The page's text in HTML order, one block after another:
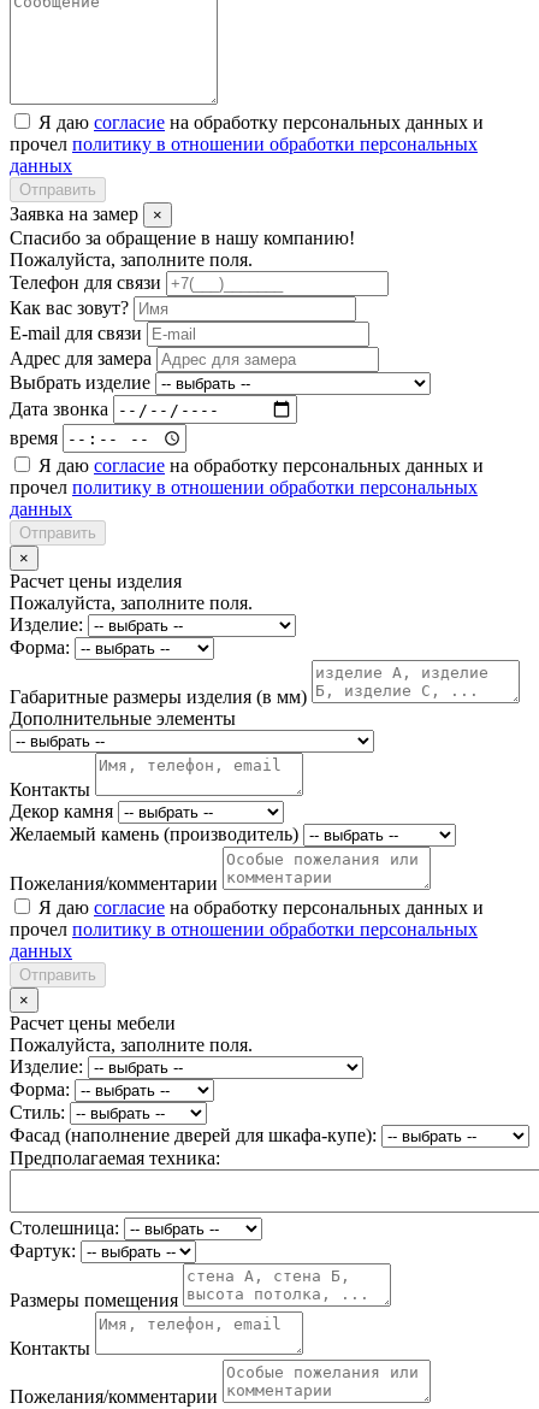
Я даю согласие на обработку персональных данных и
прочел политику в отношении обработки персональных
данных
Отправить
Заявка на замер ×
Спасибо за обращение в нашу компанию!
Пожалуйста, заполните поля.
Телефон для связи
Как вас зовут?
E-mail для связи
Адрес для замера
Выбрать изделие
Дата звонка
время
Я даю согласие на обработку персональных данных и
прочел политику в отношении обработки персональных
данных
Отправить
×
Расчет цены изделия
Пожалуйста, заполните поля.
Изделие:
Форма:
Габаритные размеры изделия (в мм)
Дополнительные элементы
Контакты
Декор камня
Желаемый камень (производитель)
Пожелания/комментарии
Я даю согласие на обработку персональных данных и
прочел политику в отношении обработки персональных
данных
Отправить
×
Расчет цены мебели
Пожалуйста, заполните поля.
Изделие:
Форма:
Стиль:
Фасад (наполнение дверей для шкафа-купе):
Предполагаемая техника:
Столешница:
Фартук:
Размеры помещения
Контакты
Пожелания/комментарии